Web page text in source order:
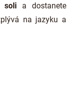
solia dostanete
na jazyku a